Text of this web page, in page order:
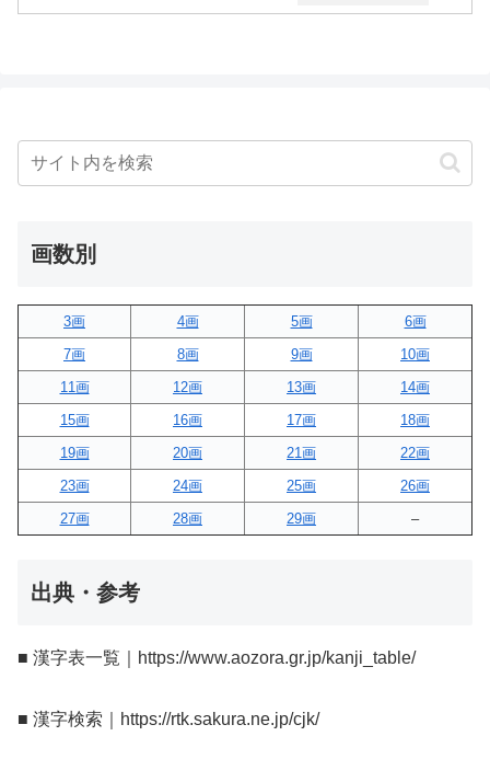
画数別
3画 4画 5画
6画
7画
8画 9画
10画
11画
12画 13画
14画
15画
16画 17画
18画
19画
20画 21画
22画
23画
24画 25画
26画
27画
28画 29画 –
出典・参考
■ 漢字表一覧｜https://www.aozora.gr.jp/kanji_table/
■ 漢字検索｜https://rtk.sakura.ne.jp/cjk/